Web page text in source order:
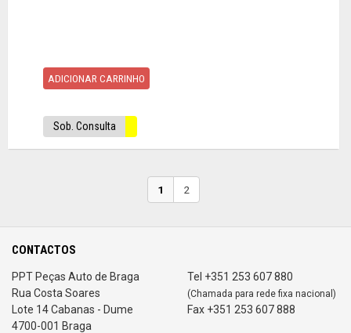
ADICIONAR CARRINHO
Sob. Consulta
1 2
CONTACTOS
PPT Peças Auto de Braga
Rua Costa Soares
Lote 14 Cabanas - Dume
4700-001 Braga
Tel +351 253 607 880
(Chamada para rede fixa nacional)
Fax +351 253 607 888